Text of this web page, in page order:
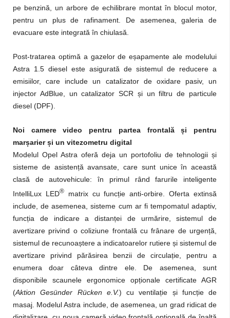
pe benzină, un arbore de echilibrare montat în blocul motor,
pentru un plus de rafinament. De asemenea, galeria de
evacuare este integrată în chiulasă.
Post-tratarea optimă a gazelor de eșapamente ale modelului
Astra 1.5 diesel este asigurată de sistemul de reducere a
emisiilor, care include un catalizator de oxidare pasiv, un
injector AdBlue, un catalizator SCR și un filtru de particule
diesel (DPF).
Noi camere video pentru partea frontală și pentru
marșarier și un vitezometru digital
Modelul Opel Astra oferă deja un portofoliu de tehnologii și
sisteme de asistență avansate, care sunt unice în această
clasă de autovehicule: în primul rând farurile inteligente
IntelliLux LED®matrix cu funcție anti-orbire. Oferta extinsă
include, de asemenea, sisteme cum ar fi tempomatul adaptiv,
funcția de indicare a distanței de urmărire, sistemul de
avertizare privind o coliziune frontală cu frânare de urgență,
sistemul de recunoaștere a indicatoarelor rutiere și sistemul de
avertizare privind părăsirea benzii de circulație, pentru a
enumera doar câteva dintre ele. De asemenea, sunt
disponibile scaunele ergonomice opționale certificate AGR
(Aktion Gesünder Rücken e.V.) cu ventilație și funcție de
masaj. Modelul Astra include, de asemenea, un grad ridicat de